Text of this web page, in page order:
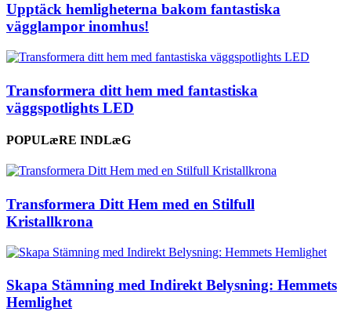
Upptäck hemligheterna bakom fantastiska
vägglampor inomhus!
Transformera ditt hem med fantastiska
väggspotlights LED
POPULæRE INDLæG
Transformera Ditt Hem med en Stilfull
Kristallkrona
Skapa Stämning med Indirekt Belysning: Hemmets
Hemlighet